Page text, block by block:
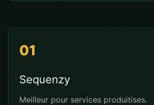
01
Sequenzy
Meilleur pour services produitises.